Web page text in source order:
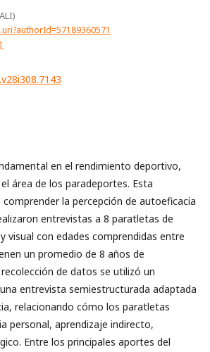
en el rendimiento deportivo,
área de los paradeportes. Esta
la percepción de autoeficacia
entrevistas a 8 paratletas de
visual con edades comprendidas entre
un promedio de 8 años de
de datos se utilizó un
entrevista semiestructurada adaptada
relacionando cómo los paratletas
personal, aprendizaje indirecto,
Entre los principales aportes del